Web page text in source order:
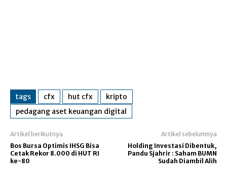
tags cfx hut cfx
kripto
pedagang aset keuangan digital
Artikel berikutnya
Bos Bursa Optimis IHSG Bisa
Cetak Rekor 8.000 di HUT RI
ke-80
Artikel sebelumnya
Holding Investasi Dibentuk,
Pandu Sjahrir : Saham BUMN
Sudah Diambil Alih